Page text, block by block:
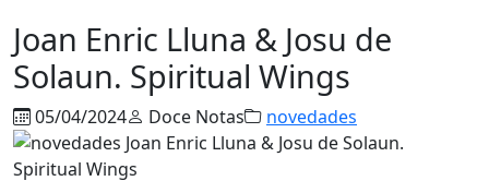
Joan Enric Lluna & Josu de
Solaun. Spiritual Wings
05/04/2024 Doce Notas novedades